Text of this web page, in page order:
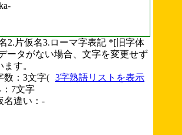
2.片仮名3.ローマ字表記 *[旧字体
ータがない場合、文字を変更せず
す。
数：3文字( 3字熟語リストを表示
7文字
名違い：-